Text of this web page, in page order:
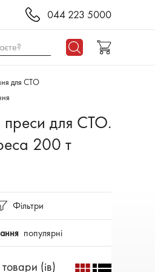
044 223 5000
для СТО
преси для СТО.
200 т
Фільтри
популярні
(ів)